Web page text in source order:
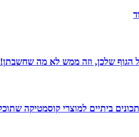
שלכן, וזה ממש לא מה שחשבתן!